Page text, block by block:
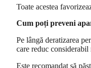
Toate acestea
Cum poți preveni
Pe lângă deratizarea
care reduc
Este recomandat să